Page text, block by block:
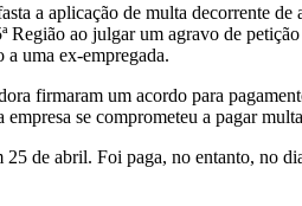
a aplicação de multa decorrente
Região ao julgar um agravo de
uma ex-empregada.
firmaram um acordo para
se comprometeu a pagar
de abril. Foi paga, no entanto, no